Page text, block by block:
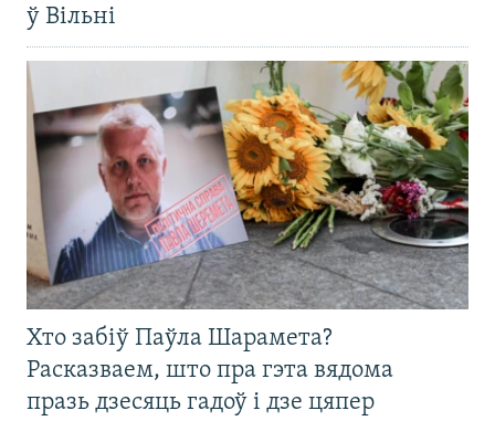
ў Вільні
Хто забіў Паўла Шарамета?
Расказваем, што пра гэта вядома
празь дзесяць гадоў і дзе цяпер